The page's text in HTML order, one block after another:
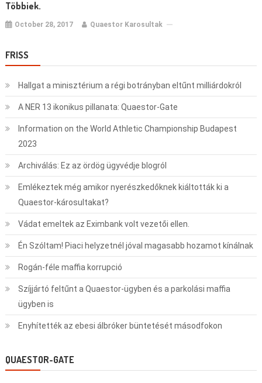
Többiek.
October 28, 2017 Quaestor Karosultak
FRISS
Hallgat a minisztérium a régi botrányban eltűnt milliárdokról
A NER 13 ikonikus pillanata: Quaestor-Gate
Information on the World Athletic Championship Budapest
2023
Archiválás: Ez az ördög ügyvédje blogról
Emlékeztek még amikor nyerészkedőknek kiáltották ki a
Quaestor-károsultakat?
Vádat emeltek az Eximbank volt vezetői ellen.
Én Szóltam! Piaci helyzetnél jóval magasabb hozamot kínálnak
Rogán-féle maffia korrupció
Szíjjártó feltűnt a Quaestor-ügyben és a parkolási maffia
ügyben is
Enyhítették az ebesi álbróker büntetését másodfokon
QUAESTOR-GATE